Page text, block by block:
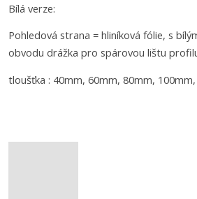
Bílá verze:
Pohledová strana = hliníková fólie, s
obvodu drážka pro spárovou lištu
tloušťka : 40mm, 60mm, 80mm,